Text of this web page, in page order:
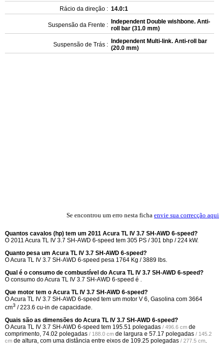
Rácio da direção : 14.0:1
Suspensão da Frente : Independent Double wishbone. Anti-
roll bar (31.0 mm)
Suspensão de Trás : Independent Multi-link. Anti-roll bar
(20.0 mm)
Se encontrou um erro nesta ficha envie sua correcção aqui
Quantos cavalos (hp) tem um 2011 Acura TL IV 3.7 SH-AWD 6-speed?
O 2011 Acura TL IV 3.7 SH-AWD 6-speed tem 305 PS / 301 bhp / 224 kW.
Quanto pesa um Acura TL IV 3.7 SH-AWD 6-speed?
O Acura TL IV 3.7 SH-AWD 6-speed pesa 1764 Kg / 3889 lbs.
Qual é o consumo de combustível do Acura TL IV 3.7 SH-AWD 6-speed?
O consumo do Acura TL IV 3.7 SH-AWD 6-speed é .
Que motor tem o Acura TL IV 3.7 SH-AWD 6-speed?
O Acura TL IV 3.7 SH-AWD 6-speed tem um motor V 6, Gasolina com 3664
cm3 / 223.6 cu-in de capacidade.
Quais são as dimensões do Acura TL IV 3.7 SH-AWD 6-speed?
O Acura TL IV 3.7 SH-AWD 6-speed tem 195.51 polegadas / 496.6 cm de
comprimento, 74.02 polegadas / 188.0 cm de largura e 57.17 polegadas / 145.2
cm de altura, com uma distância entre eixos de 109.25 polegadas / 277.5 cm